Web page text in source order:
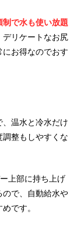
で水も使い放題
リケートなお尻
お得なのでおす
温水と冷水だけ
調整もしやすくな
上部に持ち上げ
で、自動給水や
です。